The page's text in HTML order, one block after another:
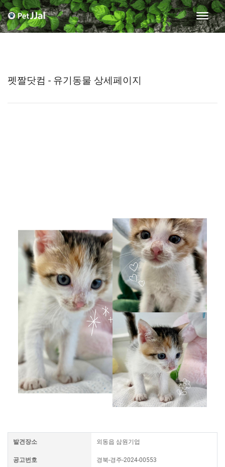
펫짤닷컴 - 유기동물 상세페이지
발견장소 외동읍 삼원기업
공고번호 경북-경주-2024-00553